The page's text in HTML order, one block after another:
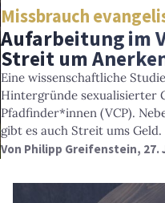
Missbrauch
Aufarbeitung im
Streit um
Eine wissenschaftliche
Hintergründe sexualisierter
Pfadfinder*innen (VCP).
gibt es auch Streit ums Geld.
Von Philipp Greifenstein, 27.